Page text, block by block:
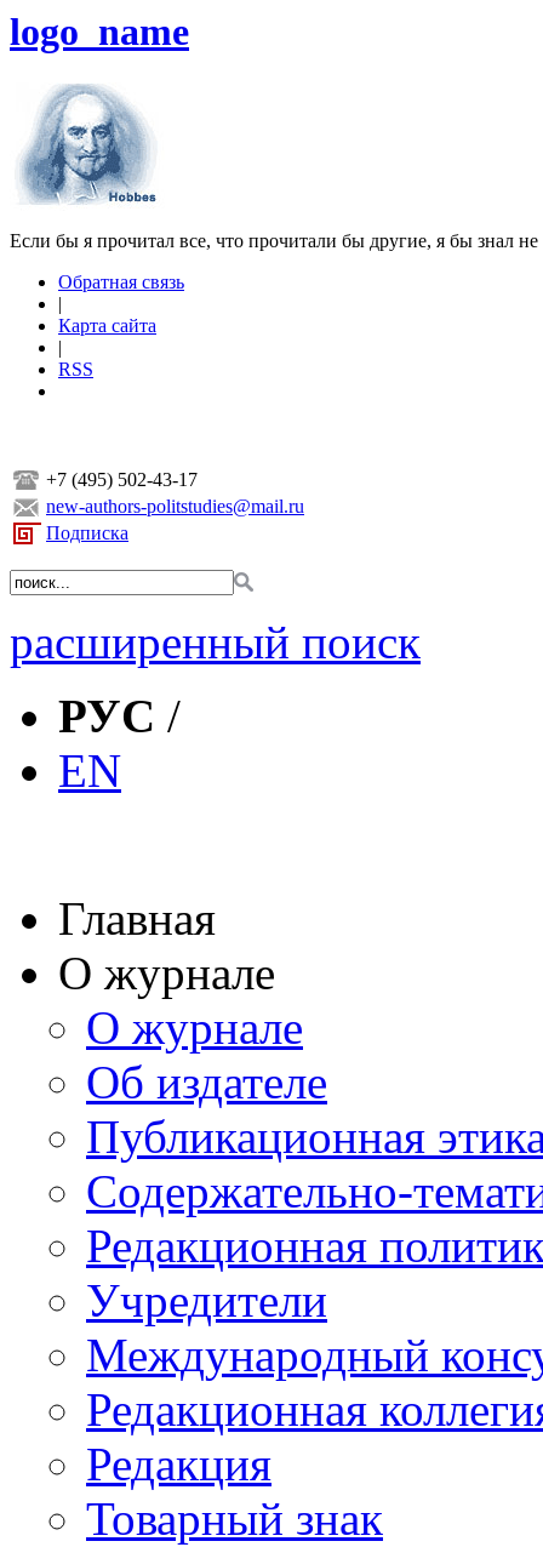
logo_name
Если бы я прочитал все, что прочитали бы другие, я бы знал
Обратная связь
|
Карта сайта
|
RSS
+7 (495) 502-43-17
new-authors-politstudies@mail.ru
Подписка
расширенный поиск
РУС /
EN
Главная
О журнале
О журнале
Об издателе
Публикационная
Содержательно-
Редакционная
Учредители
Международный
Редакционная
Редакция
Товарный знак